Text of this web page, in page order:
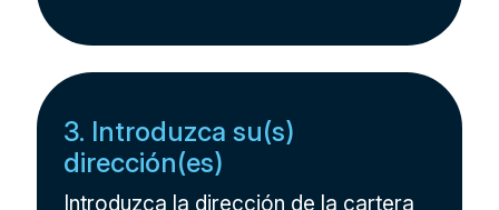
3. Introduzca su(s)
dirección(es)
Introduzca la dirección de la cartera